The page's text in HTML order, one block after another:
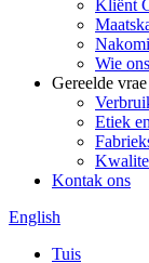
Kliënt
Wie
Gereelde vrae
Etiek
Kontak ons
English
Tuis